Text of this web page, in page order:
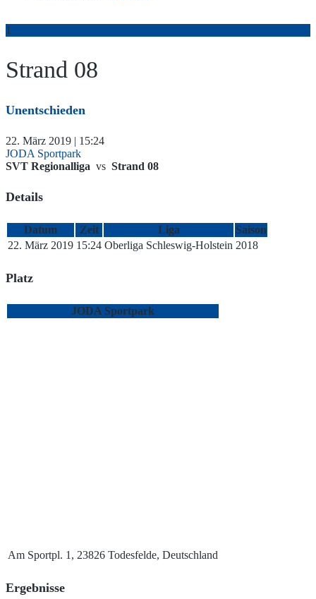
1
Strand 08
Unentschieden
22. März 2019 | 15:24
JODA Sportpark
SVT Regionalliga vs Strand 08
Details
Datum Zeit Liga
Saison
22. März 2019 15:24 Oberliga Schleswig-Holstein 2018
Platz
JODA Sportpark
Am Sportpl. 1, 23826 Todesfelde, Deutschland
Ergebnisse